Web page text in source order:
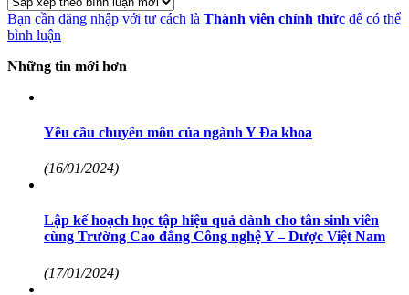
Bạn cần đăng nhập với tư cách là Thành viên chính thức để có thể
bình luận
Những tin mới hơn
Yêu cầu chuyên môn của ngành Y Đa khoa
(16/01/2024)
Lập kế hoạch học tập hiệu quả dành cho tân sinh viên
cùng Trường Cao đẳng Công nghệ Y – Dược Việt Nam
(17/01/2024)